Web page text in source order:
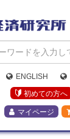
矢
野
経
済
研
究
所
ENGLISH
初めての方へ
マイページ